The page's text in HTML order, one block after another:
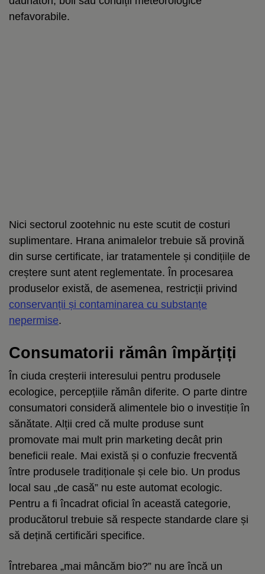
nefavorabile.
Nici sectorul zootehnic nu este scutit de costuri
suplimentare. Hrana animalelor trebuie să provină
din surse certificate, iar tratamentele și condițiile de
creștere sunt atent reglementate. În procesarea
produselor există, de asemenea, restricții privind
conservanții și contaminarea cu substanțe
nepermise.
Consumatorii rămân împărțiți
În ciuda creșterii interesului pentru produsele
ecologice, percepțiile rămân diferite. O parte dintre
consumatori consideră alimentele bio o investiție în
sănătate. Alții cred că multe produse sunt
promovate mai mult prin marketing decât prin
beneficii reale. Mai există și o confuzie frecventă
între produsele tradiționale și cele bio. Un produs
local sau „de casă” nu este automat ecologic.
Pentru a fi încadrat oficial în această categorie,
producătorul trebuie să respecte standarde clare și
să dețină certificări specifice.
Întrebarea „mai mâncăm bio?” nu are încă un